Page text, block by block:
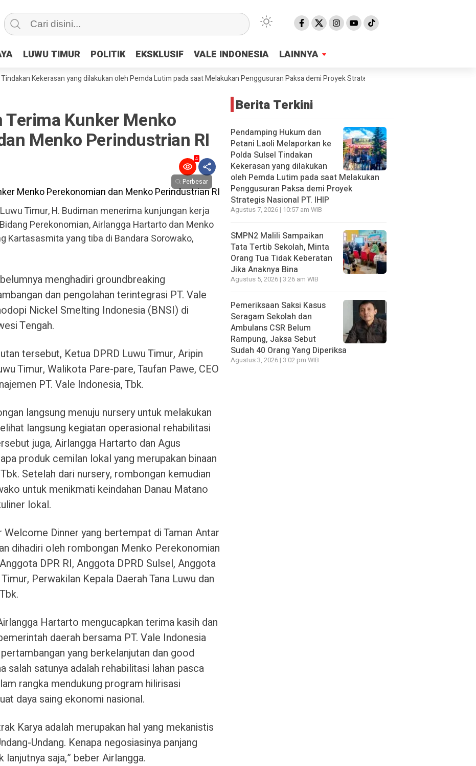
LUWU TIMUR POLITIK EKSKLUSIF VALE INDONESIA LAINNYA
LUWU TIMUR POLITIK EKSKLUSIF VALE INDONESIA LAINNYA
Kekerasan yang dilakukan oleh Pemda Lutim pada saat Melakukan Penggusuran Paksa demi Proyek Strategis Nasional PT. IHIP
Kunker Menko
Menko Perindustrian RI
4
Perbesar
Timur, H. Budiman menerima kunjungan kerja
Perekonomian, Airlangga Hartarto dan Menko
Kartasasmita yang tiba di Bandara Sorowako,
menghadiri groundbreaking
dan pengolahan terintegrasi PT. Vale
Nickel Smelting Indonesia (BNSI) di
Tengah.
tersebut, Ketua DPRD Luwu Timur, Aripin
Timur, Walikota Pare-pare, Taufan Pawe, CEO
PT. Vale Indonesia, Tbk.
langsung menuju nursery untuk melakukan
langsung kegiatan operasional rehabilitasi
juga, Airlangga Hartarto dan Agus
produk cemilan lokal yang merupakan binaan
Setelah dari nursery, rombongan kemudian
untuk menikmati keindahan Danau Matano
lokal.
Welcome Dinner yang bertempat di Taman Antar
dihadiri oleh rombongan Menko Perekonomian
DPR RI, Anggota DPRD Sulsel, Anggota
Perwakilan Kepala Daerah Tana Luwu dan
Hartarto mengucapkan terima kasih dan
daerah bersama PT. Vale Indonesia
yang berkelanjutan dan good
salah satunya adalah rehabilitasi lahan pasca
rangka mendukung program hilirisasi
daya saing ekonomi nasional.
Karya adalah merupakan hal yang mekanistis
Undang. Kenapa negosiasinya panjang
lanjutnya saja,” beber Airlangga.
Berita Terkini
Pendamping Hukum dan
Petani Laoli Melaporkan ke
Polda Sulsel Tindakan
Kekerasan yang dilakukan
oleh Pemda Lutim pada saat Melakukan
Penggusuran Paksa demi Proyek
Strategis Nasional PT. IHIP
Agustus 7, 2026 | 10:57 am WIB
SMPN2 Malili Sampaikan
Tata Tertib Sekolah, Minta
Orang Tua Tidak Keberatan
Jika Anaknya Bina
Agustus 5, 2026 | 3:26 am WIB
Pemeriksaan Saksi Kasus
Seragam Sekolah dan
Ambulans CSR Belum
Rampung, Jaksa Sebut
Sudah 40 Orang Yang Diperiksa
Agustus 3, 2026 | 3:02 pm WIB